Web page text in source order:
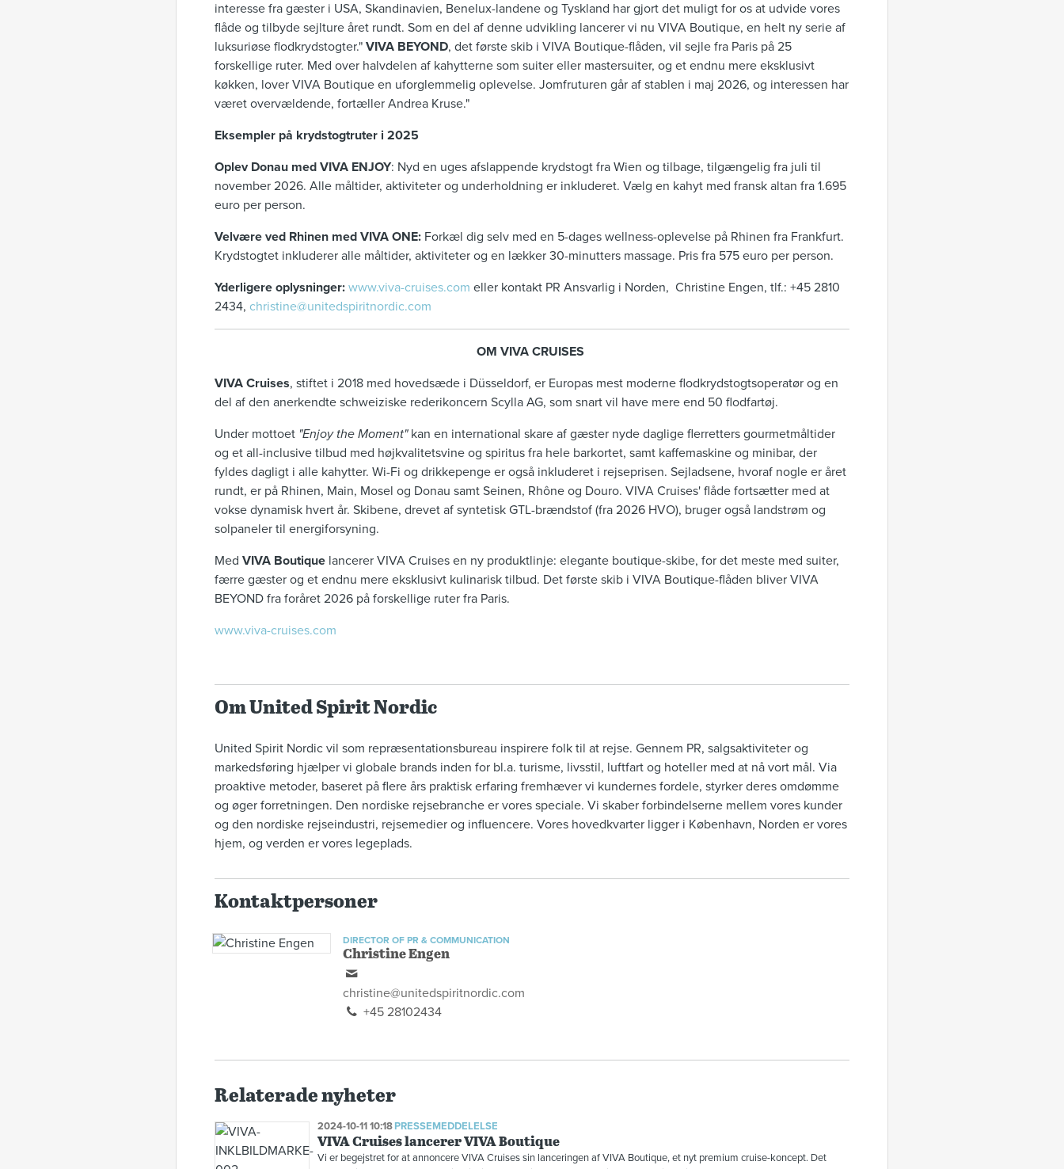
interesse fra gæster i USA, Skandinavien, Benelux-landene og Tyskland har gjort det muligt for os at udvide vores
flåde og tilbyde sejlture året rundt. Som en del af denne udvikling lancerer vi nu VIVA Boutique, en helt ny serie af
luksuriøse flodkrydstogter." VIVA BEYOND, det første skib i VIVA Boutique-flåden, vil sejle fra Paris på 25
forskellige ruter. Med over halvdelen af kahytterne som suiter eller mastersuiter, og et endnu mere eksklusivt
køkken, lover VIVA Boutique en uforglemmelig oplevelse. Jomfruturen går af stablen i maj 2026, og interessen har
været overvældende, fortæller Andrea Kruse."
Eksempler på krydstogtruter i 2025
Oplev Donau med VIVA ENJOY: Nyd en uges afslappende krydstogt fra Wien og tilbage, tilgængelig fra juli til
november 2026. Alle måltider, aktiviteter og underholdning er inkluderet. Vælg en kahyt med fransk altan fra 1.695
euro per person.
Velvære ved Rhinen med VIVA ONE: Forkæl dig selv med en 5-dages wellness-oplevelse på Rhinen fra Frankfurt.
Krydstogtet inkluderer alle måltider, aktiviteter og en lækker 30-minutters massage. Pris fra 575 euro per person.
Yderligere oplysninger: www.viva-cruises.com eller kontakt PR Ansvarlig i Norden, Christine Engen, tlf.: +45 2810
2434, christine@unitedspiritnordic.com
OM VIVA CRUISES
VIVA Cruises, stiftet i 2018 med hovedsæde i Düsseldorf, er Europas mest moderne flodkrydstogtsoperatør og en
del af den anerkendte schweiziske rederikoncern Scylla AG, som snart vil have mere end 50 flodfartøj.
Under mottoet "Enjoy the Moment" kan en international skare af gæster nyde daglige flerretters gourmetmåltider
og et all-inclusive tilbud med højkvalitetsvine og spiritus fra hele barkortet, samt kaffemaskine og minibar, der
fyldes dagligt i alle kahytter. Wi-Fi og drikkepenge er også inkluderet i rejseprisen. Sejladsene, hvoraf nogle er året
rundt, er på Rhinen, Main, Mosel og Donau samt Seinen, Rhône og Douro. VIVA Cruises' flåde fortsætter med at
vokse dynamisk hvert år. Skibene, drevet af syntetisk GTL-brændstof (fra 2026 HVO), bruger også landstrøm og
solpaneler til energiforsyning.
Med VIVA Boutique lancerer VIVA Cruises en ny produktlinje: elegante boutique-skibe, for det meste med suiter,
færre gæster og et endnu mere eksklusivt kulinarisk tilbud. Det første skib i VIVA Boutique-flåden bliver VIVA
BEYOND fra foråret 2026 på forskellige ruter fra Paris.
www.viva-cruises.com
Om United Spirit Nordic
United Spirit Nordic vil som repræsentationsbureau inspirere folk til at rejse. Gennem PR, salgsaktiviteter og
markedsføring hjælper vi globale brands inden for bl.a. turisme, livsstil, luftfart og hoteller med at nå vort mål. Via
proaktive metoder, baseret på flere års praktisk erfaring fremhæver vi kundernes fordele, styrker deres omdømme
og øger forretningen. Den nordiske rejsebranche er vores speciale. Vi skaber forbindelserne mellem vores kunder
og den nordiske rejseindustri, rejsemedier og influencere. Vores hovedkvarter ligger i København, Norden er vores
hjem, og verden er vores legeplads.
Kontaktpersoner
DIRECTOR OF PR & COMMUNICATION
Christine Engen
christine@unitedspiritnordic.com
+45 28102434
Relaterade nyheter
2024-10-11 10:18PRESSEMEDDELELSE
VIVA Cruises lancerer VIVA Boutique
Vi er begejstret for at annoncere VIVA Cruises sin lanceringen af VIVA Boutique, et nyt premium cruise-koncept. Det